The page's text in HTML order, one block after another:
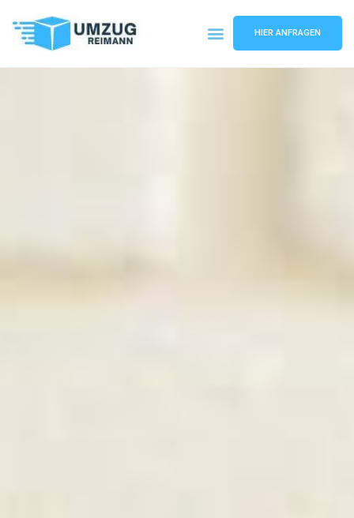
HIER ANFRAGEN